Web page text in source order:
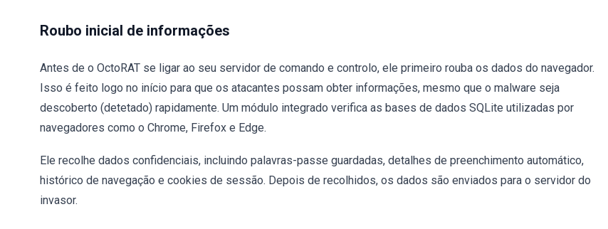
Roubo inicial de informações
Antes de o OctoRAT se ligar ao seu servidor de comando e controlo, ele primeiro rouba os dados do navegador.
Isso é feito logo no início para que os atacantes possam obter informações, mesmo que o malware seja
descoberto (detetado) rapidamente. Um módulo integrado verifica as bases de dados SQLite utilizadas por
navegadores como o Chrome, Firefox e Edge.
Ele recolhe dados confidenciais, incluindo palavras-passe guardadas, detalhes de preenchimento automático,
histórico de navegação e cookies de sessão. Depois de recolhidos, os dados são enviados para o servidor do
invasor.